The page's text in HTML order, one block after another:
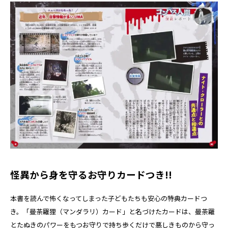
怪異から身を守るお守りカードつき!!
本書を読んで怖くなってしまった子どもたちも安心の特典カードつ
き。「曼荼羅狸（マンダラリ）カード」と名づけたカードは、曼荼羅
とたぬきのパワーをもつお守りで持ち歩くだけで悪しきものから守っ